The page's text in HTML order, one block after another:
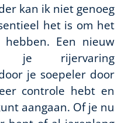
kan ik niet genoeg
het is om het
Een nieuw
je rijervaring
je soepeler door
controle hebt en
aangaan. Of je nu